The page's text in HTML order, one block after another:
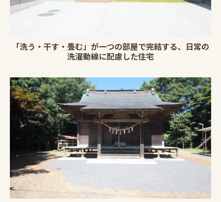
「洗う・干す・畳む」が一つの部屋で完結する、日常の
洗濯動線に配慮した住宅